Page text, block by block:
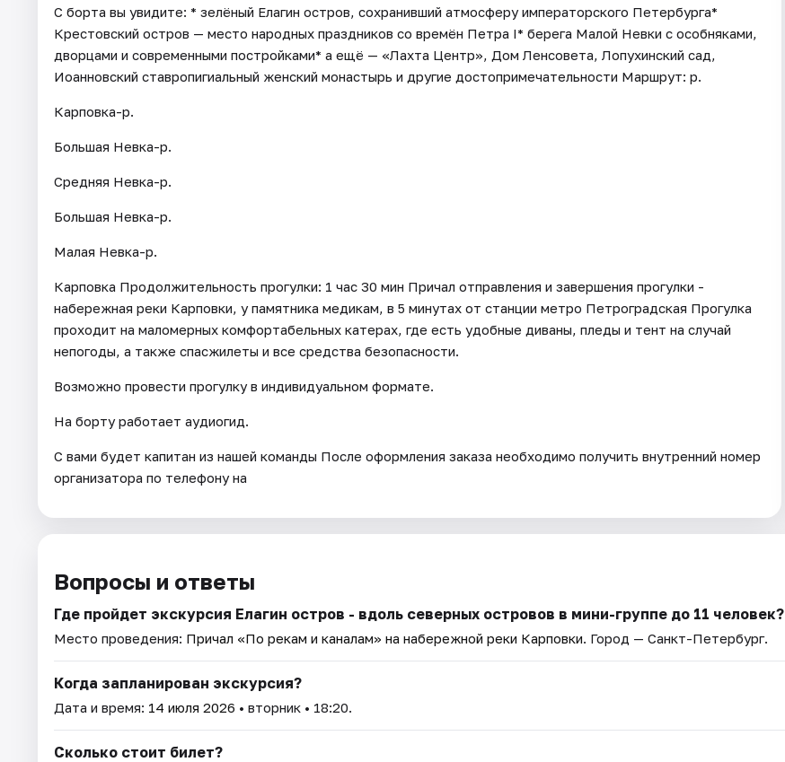
С борта вы увидите: * зелёный Елагин остров, сохранивший атмосферу императорского Петербурга*
Крестовский остров — место народных праздников со времён Петра I* берега Малой Невки с особняками,
дворцами и современными постройками* а ещё — «Лахта Центр», Дом Ленсовета, Лопухинский сад,
Иоанновский ставропигиальный женский монастырь и другие достопримечательности Маршрут: р.
Карповка-р.
Большая Невка-р.
Средняя Невка-р.
Большая Невка-р.
Малая Невка-р.
Карповка Продолжительность прогулки: 1 час 30 мин Причал отправления и завершения прогулки -
набережная реки Карповки, у памятника медикам, в 5 минутах от станции метро Петроградская Прогулка
проходит на маломерных комфортабельных катерах, где есть удобные диваны, пледы и тент на случай
непогоды, а также спасжилеты и все средства безопасности.
Возможно провести прогулку в индивидуальном формате.
На борту работает аудиогид.
С вами будет капитан из нашей команды После оформления заказа необходимо получить внутренний номер
организатора по телефону на
Вопросы и ответы
Где пройдет экскурсия Елагин остров - вдоль северных островов в мини-группе до 11 человек?
Место проведения: Причал «По рекам и каналам» на набережной реки Карповки. Город — Санкт-Петербург.
Когда запланирован экскурсия?
Дата и время: 14 июля 2026 • вторник • 18:20.
Сколько стоит билет?